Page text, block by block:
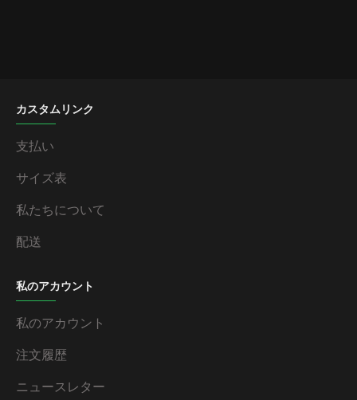
カスタムリンク
支払い
サイズ表
私たちについて
配送
私のアカウント
私のアカウント
注文履歴
ニュースレター